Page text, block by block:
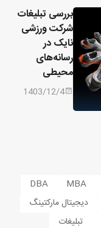
بررسی تبلیغات
شرکت ورزشی
نایک در
رسانه‌های
محیطی
1403/12/4
MBA
DBA
دیجیتال مارکتینگ
تبلیغات